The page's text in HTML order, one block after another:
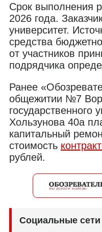
Срок выполнения
2026 года.
университет.
средства
от участников
подрядчика
Ранее
общежитии №7
государственного
Хользунова 40а
капитальный
стоимость
рублей.
Социальные сети